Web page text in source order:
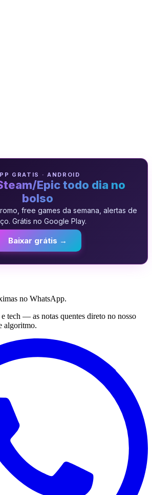
GRATIS · ANDROID
Epic todo dia no
bolso
free games da semana, alertas de
Grátis no Google Play.
Baixar grátis →
no WhatsApp.
tech — as notas quentes direto no nosso
algoritmo.